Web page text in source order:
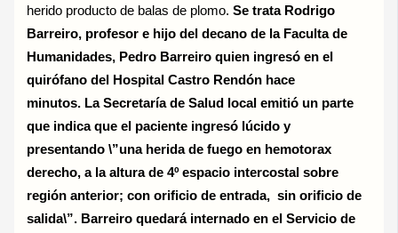
herido producto de balas de plomo.Se trata Rodrigo
Barreiro, profesor e hijo del decano de la Faculta de
Humanidades, Pedro Barreiro quien ingresó en el
quirófano del Hospital Castro Rendón hace
minutos. La Secretaría de Salud local emitió un parte
que indica que el paciente ingresó lúcido y
presentando \”una herida de fuego en hemotorax
derecho, a la altura de 4º espacio intercostal sobre
región anterior; con orificio de entrada, sin orificio de
salida\”. Barreiro quedará internado en el Servicio de